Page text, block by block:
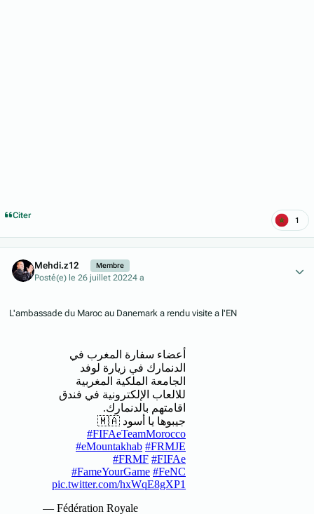
Citer 1
Mehdi.z12 Membre
Posté(e) le 26 juillet 20224 a
L'ambassade du Maroc au Danemark a rendu visite a l'EN